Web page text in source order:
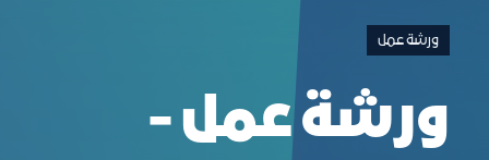
ورشة عمل
ورشة عمل -